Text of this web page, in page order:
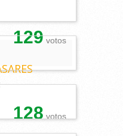
129 votos
128 votos